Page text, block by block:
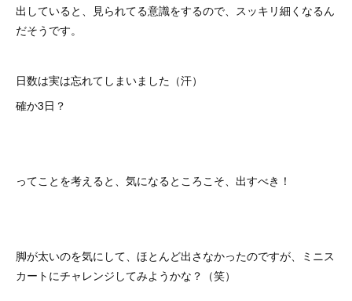
出していると、見られてる意識をするので、スッキリ細くなるん
だそうです。
日数は実は忘れてしまいました（汗）
確か3日？
ってことを考えると、気になるところこそ、出すべき！
脚が太いのを気にして、ほとんど出さなかったのですが、ミニス
カートにチャレンジしてみようかな？（笑）